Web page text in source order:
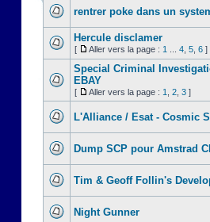
rentrer poke dans un
Hercule disclamer
[ Aller vers la page : 1 4 5 6 ]
Special Criminal
EBAY
[ Aller vers la page : 1 2 3 ]
L'Alliance / Esat - Cosmic
Dump SCP pour Amstrad
Tim & Geoff Follin's
Night Gunner